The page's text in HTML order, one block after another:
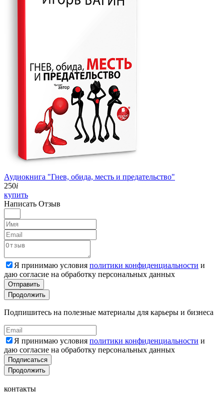
Аудиокнига "Гнев, обида, месть и предательство"
250i
купить
Написать Отзыв
Я принимаю условия политики конфиденциальности и
даю согласие на обработку персональных данных
Отправить
Продолжить
Подпишитесь на полезные материалы для карьеры и бизнеса
Я принимаю условия политики конфиденциальности и
даю согласие на обработку персональных данных
Подписаться
Продолжить
контакты